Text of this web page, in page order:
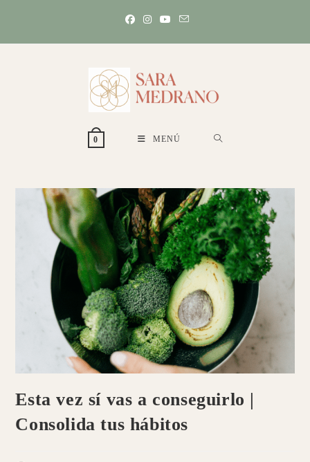
0 MENÚ
Esta vez sí vas a conseguirlo |
Consolida tus hábitos